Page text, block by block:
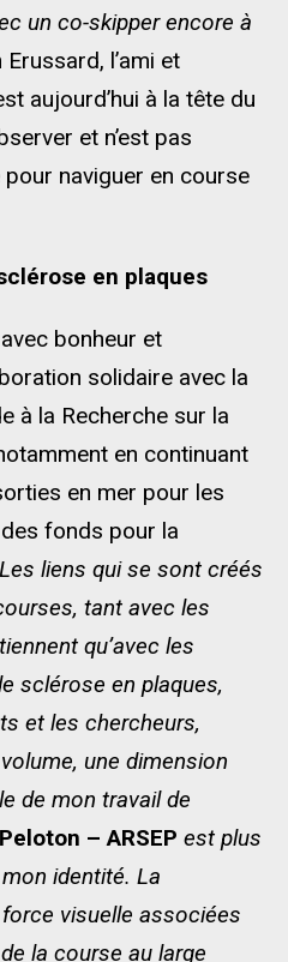
un co-skipper encore à
l’ami et
aujourd’hui à la tête du
et n’est pas
naviguer en course
en plaques
bonheur et
solidaire avec la
à la Recherche sur la
en continuant
en mer pour les
fonds pour la
Les liens qui se sont créés
tant avec les
qu’avec les
sclérose en plaques,
et les chercheurs,
une dimension
de mon travail de
– ARSEP est plus
mon identité. La
visuelle associées
la course au large